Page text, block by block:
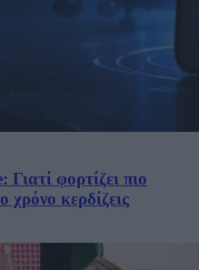
φορτίζει πιο
χρόνο κερδίζεις